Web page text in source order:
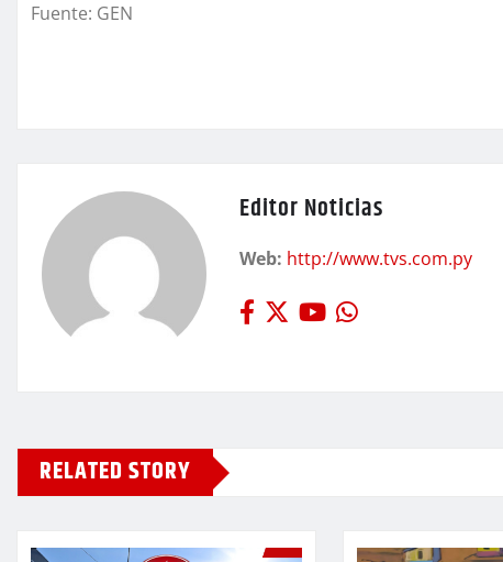
Fuente: GEN
Editor Noticias
Web: http://www.tvs.com.py
RELATED STORY